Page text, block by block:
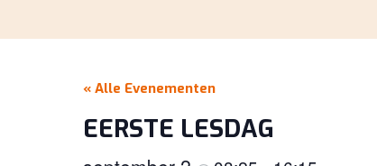
« Alle Evenementen
EERSTE LESDAG